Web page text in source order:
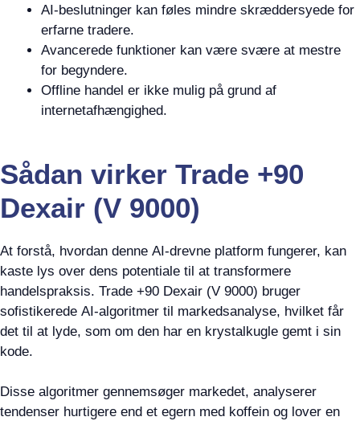
AI-beslutninger kan føles mindre skræddersyede for
erfarne tradere.
Avancerede funktioner kan være svære at mestre
for begyndere.
Offline handel er ikke mulig på grund af
internetafhængighed.
Sådan virker Trade +90
Dexair (V 9000)
At forstå, hvordan denne AI-drevne platform fungerer, kan
kaste lys over dens potentiale til at transformere
handelspraksis. Trade +90 Dexair (V 9000) bruger
sofistikerede AI-algoritmer til markedsanalyse, hvilket får
det til at lyde, som om den har en krystalkugle gemt i sin
kode.
Disse algoritmer gennemsøger markedet, analyserer
tendenser hurtigere end et egern med koffein og lover en